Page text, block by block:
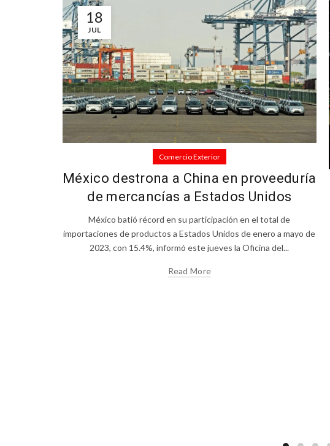
18
JUL
Comercio Exterior
México destrona a China en proveeduría
de mercancías a Estados Unidos
México batió récord en su participación en el total de
importaciones de productos a Estados Unidos de enero a mayo de
2023, con 15.4%, informó este jueves la Oficina del...
Read More